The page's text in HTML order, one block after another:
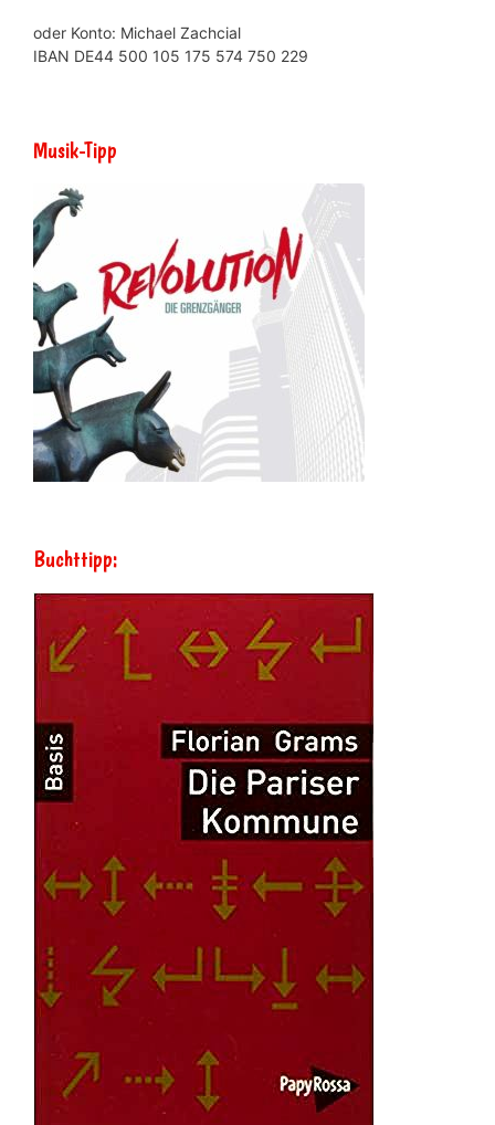
oder Konto: Michael Zachcial
IBAN DE44 500 105 175 574 750 229
Musik-Tipp
Buchttipp: